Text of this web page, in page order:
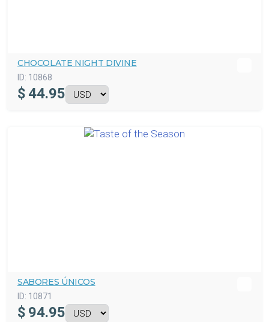
CHOCOLATE NIGHT DIVINE
ID: 10868
$ 44.95
SABORES ÚNICOS
ID: 10871
$ 94.95